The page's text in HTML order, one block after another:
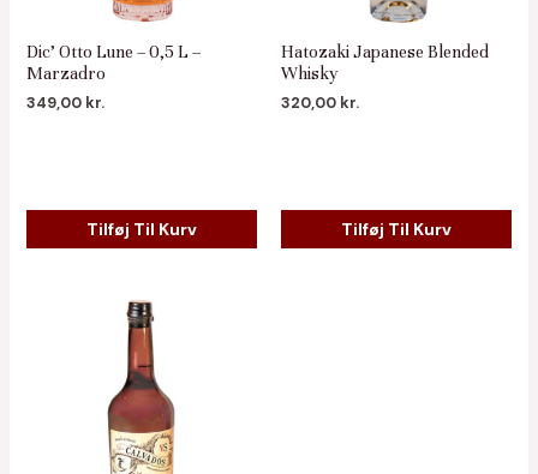
Dic’ Otto Lune – 0,5 L –
Marzadro
349,00 kr.
Tilføj Til Kurv
Hatozaki Japanese Blended
Whisky
320,00 kr.
Tilføj Til Kurv